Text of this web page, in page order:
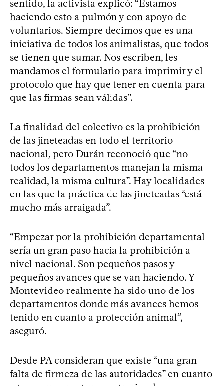
sentido, la activista explicó: “Estamos
haciendo esto a pulmón y con apoyo de
voluntarios. Siempre decimos que es una
iniciativa de todos los animalistas, que todos
se tienen que sumar. Nos escriben, les
mandamos el formulario para imprimir y el
protocolo que hay que tener en cuenta para
que las firmas sean válidas”.
La finalidad del colectivo es la prohibición
de las jineteadas en todo el territorio
nacional, pero Durán reconoció que “no
todos los departamentos manejan la misma
realidad, la misma cultura”. Hay localidades
en las que la práctica de las jineteadas “está
mucho más arraigada”.
“Empezar por la prohibición departamental
sería un gran paso hacia la prohibición a
nivel nacional. Son pequeños pasos y
pequeños avances que se van haciendo. Y
Montevideo realmente ha sido uno de los
departamentos donde más avances hemos
tenido en cuanto a protección animal”,
aseguró.
Desde PA consideran que existe “una gran
falta de firmeza de las autoridades” en cuanto